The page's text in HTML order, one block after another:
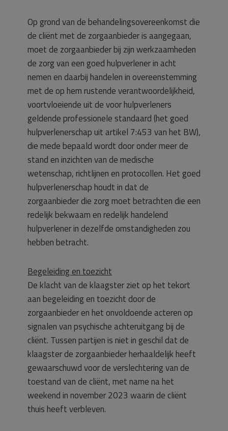
Op grond van de behandelingsovereenkomst die
de cliënt met de zorgaanbieder is aangegaan,
moet de zorgaanbieder bij zijn werkzaamheden
de zorg van een goed hulpverlener in acht
nemen en daarbij handelen in overeenstemming
met de op hem rustende verantwoordelijkheid,
voortvloeiende uit de voor hulpverleners
geldende professionele standaard (het goed
hulpverlenerschap uit artikel 7:453 van het BW),
die mede bepaald wordt door onder meer de
stand en inzichten van de medische
wetenschap, richtlijnen en protocollen. Het goed
hulpverlenerschap houdt in dat de
zorgaanbieder die zorg moet betrachten die een
redelijk bekwaam en redelijk handelend
hulpverlener in dezelfde omstandigheden zou
hebben betracht.
Begeleiding en toezicht
De klacht van de klaagster ziet op het tekort
aan begeleiding en toezicht door de
zorgaanbieder en het onvoldoende acteren op
signalen van psychische achteruitgang bij de
cliënt. Tussen partijen is niet in geschil dat de
klaagster de zorgaanbieder herhaaldelijk heeft
gewaarschuwd voor de verslechtering van de
toestand van de cliënt, met name na het
weekend in november 2023 waarin de cliënt
thuis heeft verbleven.